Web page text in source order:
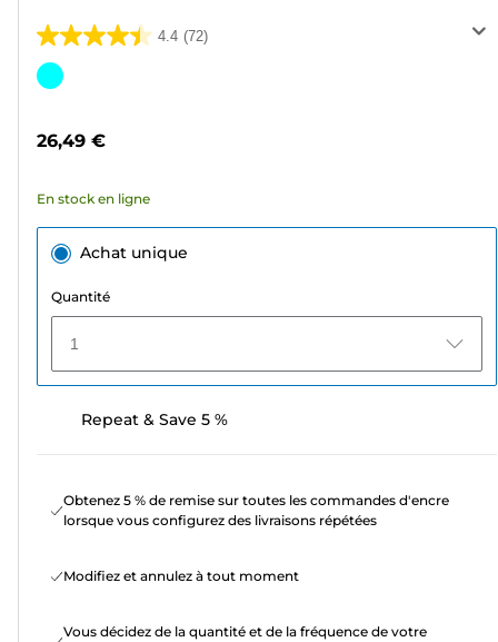
4.4 (72)
4.4
sur
72
Cartouche
26,49 €
En stock en ligne
Achat unique
Quantité
1
Repeat & Save 5 %
Obtenez 5 % de remise sur toutes les commandes d'encre
lorsque vous configurez des livraisons répétées
Modifiez et annulez à tout moment
Vous décidez de la quantité et de la fréquence de votre